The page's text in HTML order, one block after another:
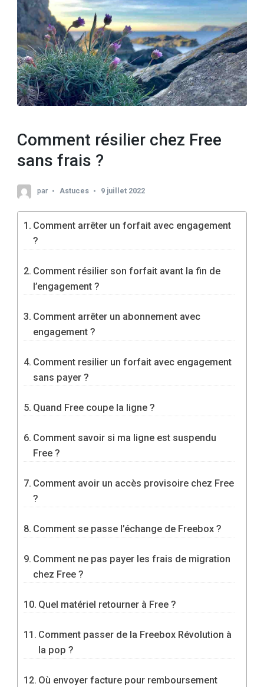
Comment résilier chez Free
sans frais ?
par Astuces 9 juillet 2022
Comment arrêter un forfait avec engagement
?
Comment résilier son forfait avant la fin de
l’engagement ?
Comment arrêter un abonnement avec
engagement ?
Comment resilier un forfait avec engagement
sans payer ?
Quand Free coupe la ligne ?
Comment savoir si ma ligne est suspendu
Free ?
Comment avoir un accès provisoire chez Free
?
Comment se passe l’échange de Freebox ?
Comment ne pas payer les frais de migration
chez Free ?
Quel matériel retourner à Free ?
Comment passer de la Freebox Révolution à
la pop ?
Où envoyer facture pour remboursement